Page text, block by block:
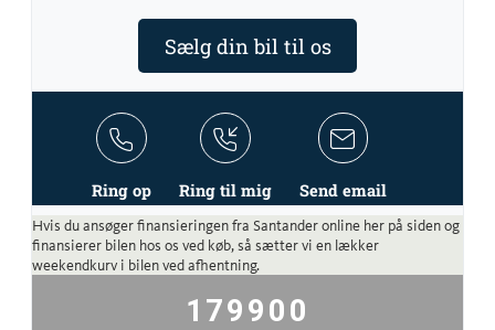
Sælg din bil til os
Ring op Ring til mig Send email
Hvis du ansøger finansieringen fra Santander online her på siden og
finansierer bilen hos os ved køb, så sætter vi en lækker
weekendkurv i bilen ved afhentning.
179900